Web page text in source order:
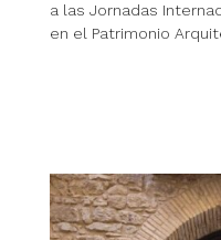
a las Jornadas
en el Patrimonio